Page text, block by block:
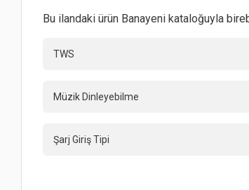
Bu ilandaki ürün Banayeni kataloğuyla
TWS
Müzik Dinleyebilme
Şarj Giriş Tipi